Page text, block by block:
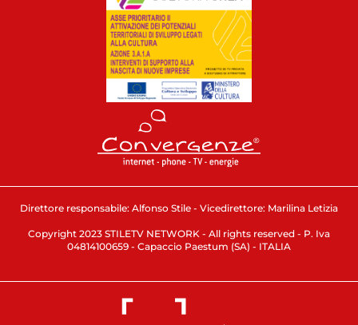
Direttore responsabile: Alfonso Stile - Vicedirettore: Marilina Letizia
Copyright 2023 STILETV NETWORK - All rights reserved - P. Iva
04814100659 - Capaccio Paestum (SA) - ITALIA